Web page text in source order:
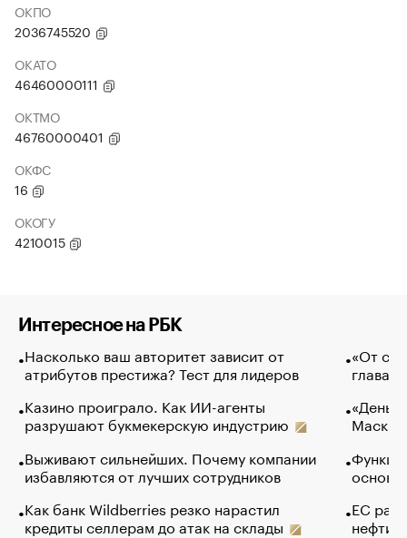
ОКПО
2036745520
ОКАТО
46460000111
ОКТМО
46760000401
ОКФС
16
ОКОГУ
4210015
Интересное на РБК
Насколько ваш авторитет зависит от
атрибутов престижа? Тест для лидеров
Казино проиграло. Как ИИ-агенты
разрушают букмекерскую индустрию
Выживают сильнейших. Почему компании
избавляются от лучших сотрудников
Как банк Wildberries резко нарастил
кредиты селлерам до атак на склады
«От
глава
Маск в
основ
ЕС
нефти